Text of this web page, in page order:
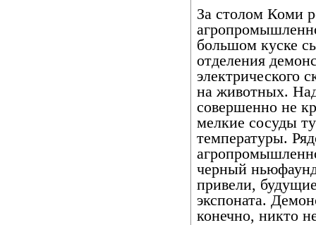
За столом Коми
большом куске
отделения
электрического
на животных.
совершенно не
мелкие сосуды
температуры.
черный
привели,
экспоната.
конечно, никто